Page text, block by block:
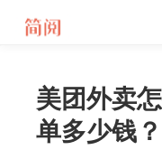
美团外卖
单多少钱